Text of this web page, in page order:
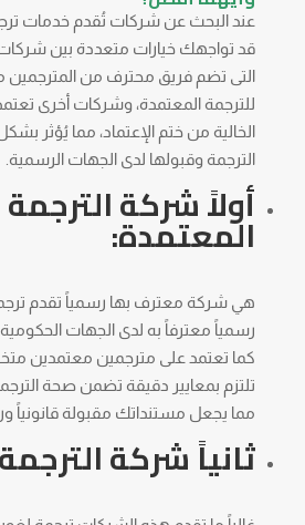
عند البحث عن شركات تُقدم خدمات
قد تواجهك خيارات متعددة بين شركات
التى تضم فريق محترف من المترجمين
للترجمة المعتمدة، وشركات أخرى
الخالية من ختم الإعتماد، مما يُؤثر
الترجمة وقبولها لدى الجهات الرسمية.
أولاً شركة الترجمة
المعتمدة:
هي شركة معترف بها رسمياً تقدم
رسمياً معترفاً به لدى الجهات
كما تعتمد على مترجمين معتمدين
تلتزم بمعايير دقيقة تضمن صحة
مما يجعل مستنداتك مقبولة قانونياً
ثانياً شركة